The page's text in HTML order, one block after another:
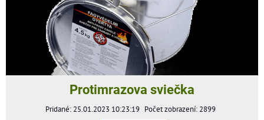
Protimrazova sviečka
Pridané: 25.01.2023 10:23:19 Počet zobrazení: 2899